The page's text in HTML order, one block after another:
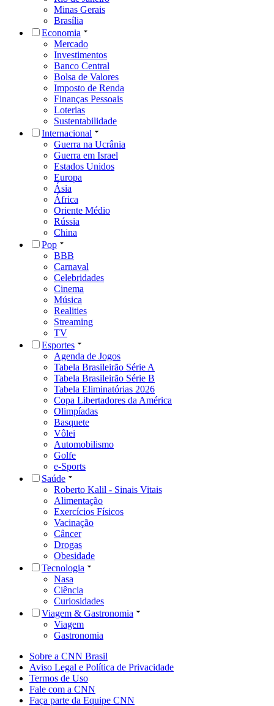
Minas Gerais
Brasília
Economia
Mercado
Investimentos
Banco Central
Bolsa de Valores
Imposto de Renda
Finanças Pessoais
Loterias
Sustentabilidade
Internacional
Guerra na Ucrânia
Guerra em Israel
Estados Unidos
Europa
Ásia
África
Oriente Médio
Rússia
China
Pop
BBB
Carnaval
Celebridades
Cinema
Música
Realities
Streaming
TV
Esportes
Agenda de Jogos
Tabela Brasileirão Série A
Tabela Brasileirão Série B
Tabela Eliminatórias 2026
Copa Libertadores da América
Olimpíadas
Basquete
Vôlei
Automobilismo
Golfe
e-Sports
Saúde
Roberto Kalil - Sinais Vitais
Alimentação
Exercícios Físicos
Vacinação
Câncer
Drogas
Obesidade
Tecnologia
Nasa
Ciência
Curiosidades
Viagem & Gastronomia
Viagem
Gastronomia
Sobre a CNN Brasil
Aviso Legal e Política de Privacidade
Termos de Uso
Fale com a CNN
Faça parte da Equipe CNN